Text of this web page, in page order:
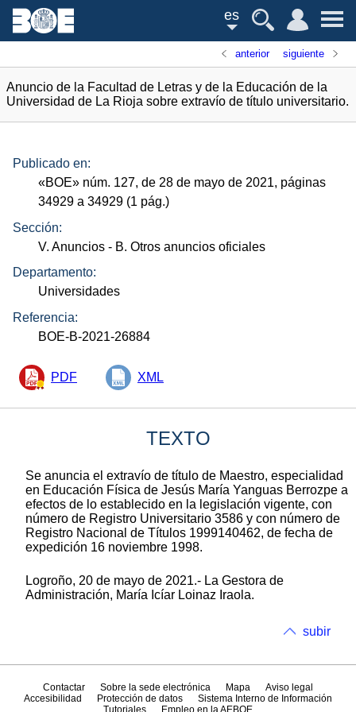
es
anterior siguiente
Anuncio de la Facultad de Letras y de la Educación de la
Universidad de La Rioja sobre extravío de título universitario.
Publicado en:
«BOE» núm. 127, de 28 de mayo de 2021, páginas
34929 a 34929 (1 pág.)
Sección:
V. Anuncios - B. Otros anuncios oficiales
Departamento:
Universidades
Referencia:
BOE-B-2021-26884
PDF XML
TEXTO
Se anuncia el extravío de título de Maestro, especialidad
en Educación Física de Jesús María Yanguas Berrozpe a
efectos de lo establecido en la legislación vigente, con
número de Registro Universitario 3586 y con número de
Registro Nacional de Títulos 1999140462, de fecha de
expedición 16 noviembre 1998.
Logroño, 20 de mayo de 2021.- La Gestora de
Administración, María Icíar Loinaz Iraola.
subir
Contactar Sobre la sede electrónica Mapa
Aviso legal
Accesibilidad
Protección de datos
Sistema Interno de Información